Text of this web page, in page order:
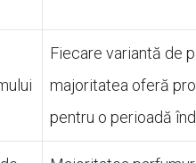
Fiecare variantă de
majoritatea oferă
pentru o perioadă